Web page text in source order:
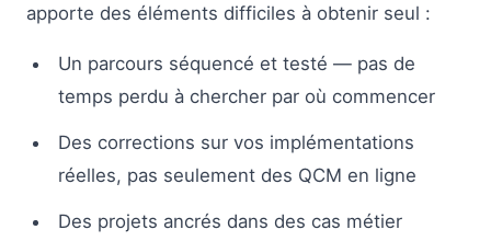
apporte des éléments difficiles à obtenir seul :
Un parcours séquencé et testé — pas de
temps perdu à chercher par où commencer
Des corrections sur vos implémentations
réelles, pas seulement des QCM en ligne
Des projets ancrés dans des cas métier